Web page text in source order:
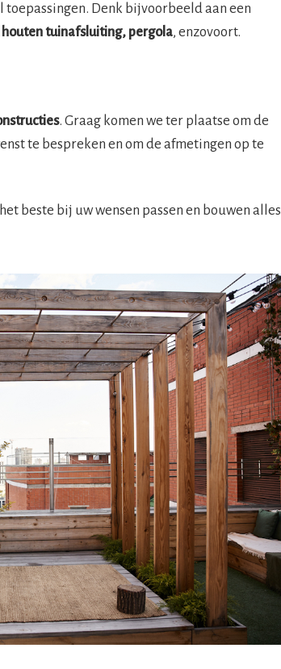
Denk bijvoorbeeld aan een
houten tuinafsluiting, pergola, enzovoort.
. Graag komen we ter plaatse om de
te bespreken en om de afmetingen op te
beste bij uw wensen passen en bouwen alles